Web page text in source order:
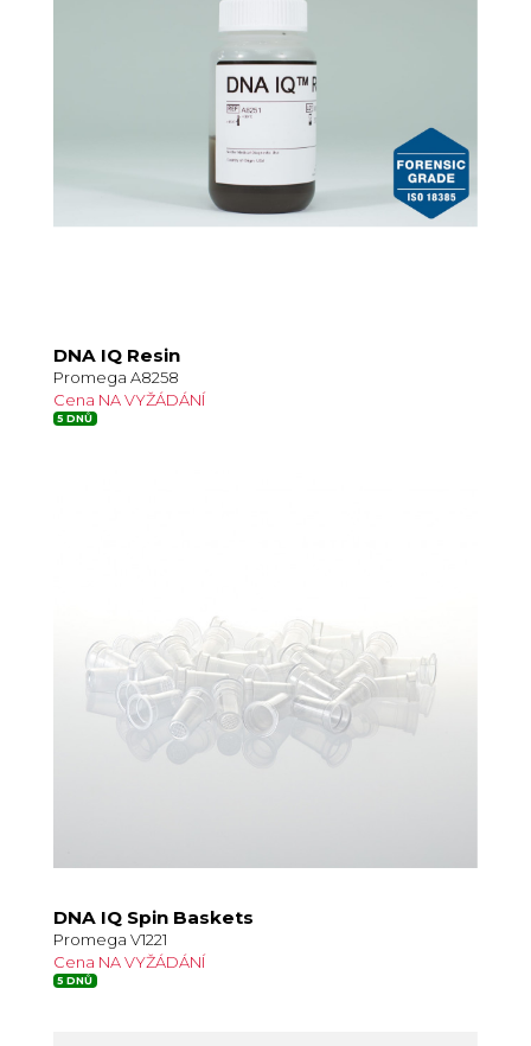
DNA IQ Resin
Promega A8258
Cena NA VYŽÁDÁNÍ
5 DNŮ
DNA IQ Spin Baskets
Promega V1221
Cena NA VYŽÁDÁNÍ
5 DNŮ